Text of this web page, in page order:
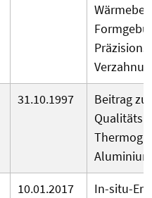
31.10.1997
Beitrag
10.01.2017
In-situ-